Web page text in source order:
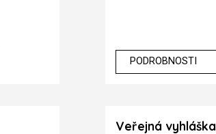
PODROBNOSTI
Veřejná vyhláška